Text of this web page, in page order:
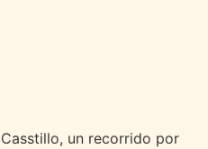
un recorrido por